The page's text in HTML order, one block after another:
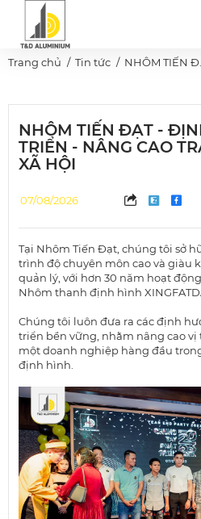
Trang chủ Tin tức NHÔM TIẾN ĐẠT - ĐỊNH HƯỚNG PHÁT TRIỂN - NÂNG CAO TRÁCH NHIỆM VỚI XÃ HỘI
NHÔM TIẾN ĐẠT -
TRIỂN - NÂNG CAO
XÃ HỘI
07/08/2026
Tại Nhôm Tiến Đạt, chúng tôi sở
trình độ chuyên môn cao và giàu
quản lý, với hơn 30 năm hoạt
Nhôm thanh định hình
Chúng tôi luôn đưa ra các định
triển bền vững, nhằm nâng cao vị
một doanh nghiệp hàng đầu
định hình.